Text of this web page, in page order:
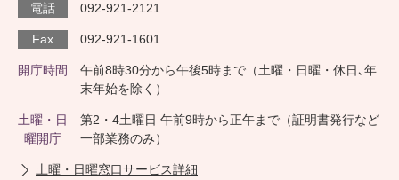
電話 092-921-2121
Fax 092-921-1601
開庁時間
午前8時30分から午後5時まで（土曜・日曜・休日､年
末年始を除く）
土曜・日
曜開庁
第2・4土曜日 午前9時から正午まで（証明書発行など
一部業務のみ）
土曜・日曜窓口サービス詳細